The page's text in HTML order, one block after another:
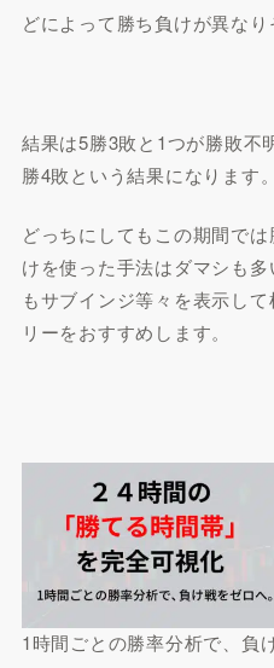
どによって勝ち負けが異なり
結果は5勝3敗と1つが勝敗不
勝4敗という結果になります。
どっちにしてもこの期間で
けを使った手法はダマシも多
もサブインジ等々を表示して
リーをおすすめします。
1時間ごとの勝率分析で、負